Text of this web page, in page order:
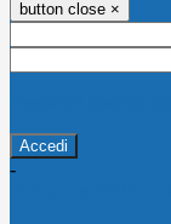
button close ×
-